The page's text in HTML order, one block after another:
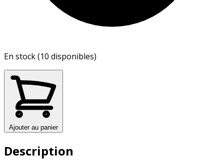
En stock (10 disponibles)
Ajouter au panier
Description